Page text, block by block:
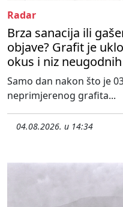
Radar
Brza sanacija ili
objave? Grafit je
okus i niz
Samo dan nakon što je
neprimjerenog grafita...
04.08.2026. u 14:34